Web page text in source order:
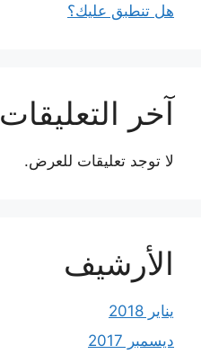
هل تنطبق عليك؟
آخر التعليقات
لا توجد تعليقات للعرض.
الأرشيف
يناير 2018
ديسمبر 2017